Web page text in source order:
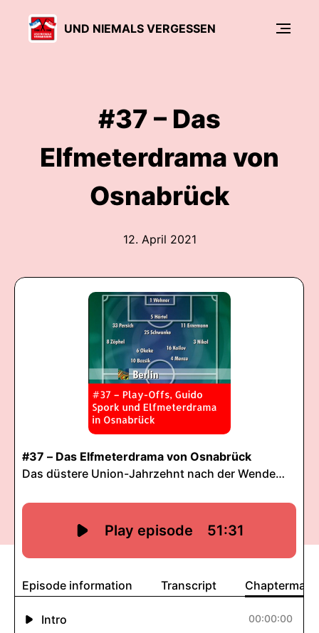
UND NIEMALS VERGESSEN
#37 – Das
Elfmeterdrama von
Osnabrück
12. April 2021